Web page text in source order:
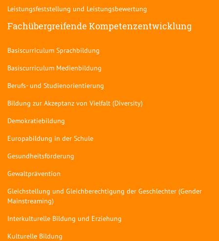
Leistungsfeststellung und Leistungsbewertung
Fachübergreifende Kompetenzentwicklung
Basiscurriculum Sprachbildung
Basiscurriculum Medienbildung
Berufs- und Studienorientierung
Bildung zur Akzeptanz von Vielfalt (Diversity)
Demokratiebildung
Europabildung in der Schule
Gesundheitsförderung
Gewaltprävention
Gleichstellung und Gleichberechtigung der Geschlechter (Gender
Mainstreaming)
Interkulturelle Bildung und Erziehung
Kulturelle Bildung